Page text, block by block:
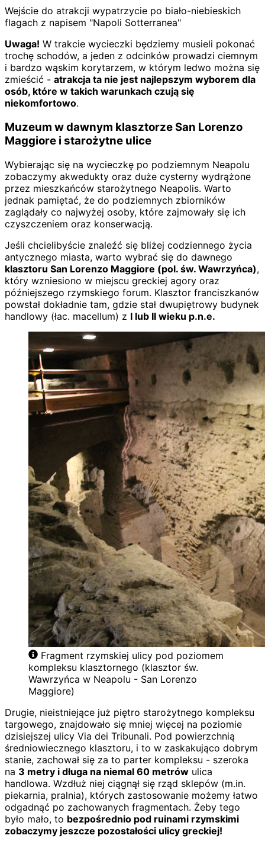
Wejście do atrakcji wypatrzycie po biało-niebieskich
flagach z napisem "Napoli Sotterranea"
Uwaga! W trakcie wycieczki będziemy musieli pokonać
trochę schodów, a jeden z odcinków prowadzi ciemnym
i bardzo wąskim korytarzem, w którym ledwo można się
zmieścić - atrakcja ta nie jest najlepszym wyborem dla
osób, które w takich warunkach czują się
niekomfortowo.
Muzeum w dawnym klasztorze San Lorenzo
Maggiore i starożytne ulice
Wybierając się na wycieczkę po podziemnym Neapolu
zobaczymy akwedukty oraz duże cysterny wydrążone
przez mieszkańców starożytnego Neapolis. Warto
jednak pamiętać, że do podziemnych zbiorników
zaglądały co najwyżej osoby, które zajmowały się ich
czyszczeniem oraz konserwacją.
Jeśli chcielibyście znaleźć się bliżej codziennego życia
antycznego miasta, warto wybrać się do dawnego
klasztoru San Lorenzo Maggiore (pol. św. Wawrzyńca),
który wzniesiono w miejscu greckiej agory oraz
późniejszego rzymskiego forum. Klasztor franciszkanów
powstał dokładnie tam, gdzie stał dwupiętrowy budynek
handlowy (łac. macellum) z I lub II wieku p.n.e.
Fragment rzymskiej ulicy pod poziomem
kompleksu klasztornego (klasztor św.
Wawrzyńca w Neapolu - San Lorenzo
Maggiore)
Drugie, nieistniejące już piętro starożytnego kompleksu
targowego, znajdowało się mniej więcej na poziomie
dzisiejszej ulicy Via dei Tribunali. Pod powierzchnią
średniowiecznego klasztoru, i to w zaskakująco dobrym
stanie, zachował się za to parter kompleksu - szeroka
na 3 metry i długa na niemal 60 metrów ulica
handlowa. Wzdłuż niej ciągnął się rząd sklepów (m.in.
piekarnia, pralnia), których zastosowanie możemy łatwo
odgadnąć po zachowanych fragmentach. Żeby tego
było mało, to bezpośrednio pod ruinami rzymskimi
zobaczymy jeszcze pozostałości ulicy greckiej!